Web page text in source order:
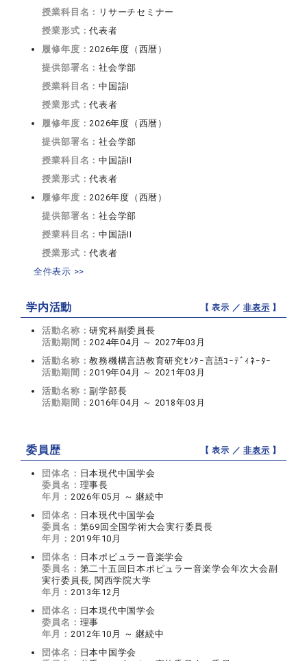
授業科目名： リサーチセミナー
授業形式：代表者
履修年度：2026年度（西暦）
提供部署名：社会学部
授業科目名：中国語I
授業形式：代表者
履修年度：2026年度（西暦）
提供部署名：社会学部
授業科目名：中国語II
授業形式：代表者
履修年度：2026年度（西暦）
提供部署名：社会学部
授業科目名：中国語II
授業形式：代表者
全件表示 >>
学内活動 【 表示 ／非表示 】
活動名称：研究科副委員長
活動期間：2024年04月 ～ 2027年03月
活動名称：教務機構言語教育研究ｾﾝﾀｰ言語ｺｰﾃﾞｨﾈｰﾀｰ
活動期間：2019年04月 ～ 2021年03月
活動名称：副学部長
活動期間：2016年04月 ～ 2018年03月
委員歴 【 表示 ／非表示 】
団体名： 日本現代中国学会
委員名： 理事長
年月： 2026年05月 ～ 継続中
団体名： 日本現代中国学会
委員名： 第69回全国学術大会実行委員長
年月： 2019年10月
団体名： 日本ポピュラー音楽学会
委員名： 第二十五回日本ポピュラー音楽学会年次大会副
実行委員長, 関西学院大学
年月： 2013年12月
団体名： 日本現代中国学会
委員名： 理事
年月： 2012年10月 ～ 継続中
団体名： 日本中国学会